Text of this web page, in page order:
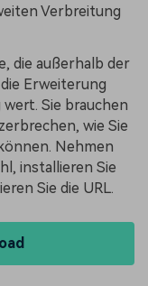
Verbreitung
die außerhalb der
Erweiterung
Sie brauchen
wie Sie
Nehmen
installieren Sie
Sie die URL.